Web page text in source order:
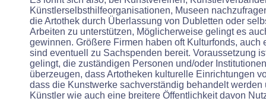
Künstlerselbsthilfeorganisationen, Museen
die Artothek durch Überlassung von Dubletten oder
Arbeiten zu unterstützen, Möglicherweise gelingt es
gewinnen. Größere Firmen haben oft Kulturfonds, auch
sind eventuell zu Sachspenden bereit. Voraussetzung
gelingt, die zuständigen Personen und/oder
überzeugen, dass Artotheken kulturelle Einrichtungen
dass die Kunstwerke sachverständig behandelt werden
Künstler wie auch eine breitere Öffentlichkeit davon